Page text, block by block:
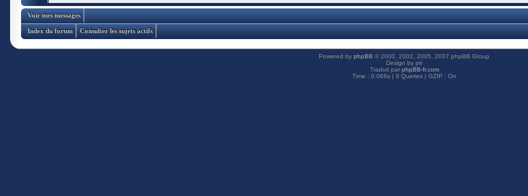
Voir mes messages
Index du forum Consulter les sujets actifs
Powered by phpBB © 2000, 2002, 2005, 2007 phpBB Group
Design by pit
Traduit par phpBB-fr.com
Time : 0.068s | 9 Queries | GZIP : On